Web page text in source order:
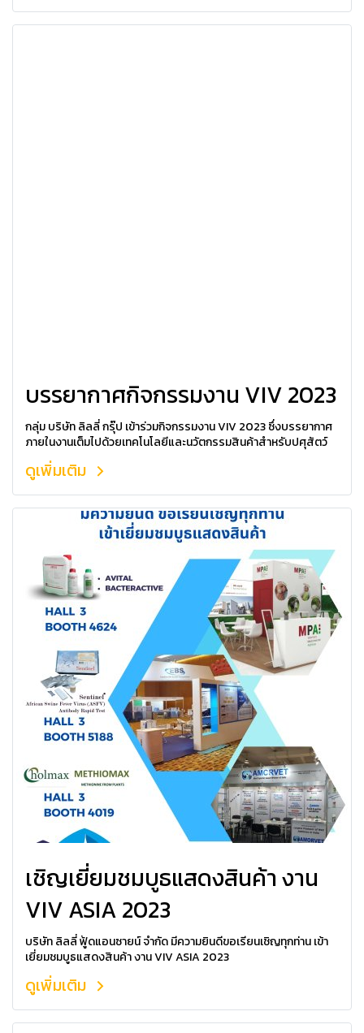
บรรยากาศกิจกรรมงาน VIV 2023
กลุ่ม บริษัท ลิลลี่ กรุ๊ป เข้าร่วมกิจกรรมงาน VIV 2023 ซึ่งบรรยากาศ
ภายในงานเต็มไปด้วยเทคโนโลยีและนวัตกรรมสินค้าสำหรับปศุสัตว์
ดูเพิ่มเติม
เชิญเยี่ยมชมบูธแสดงสินค้า งาน
VIV ASIA 2023
บริษัท ลิลลี่ ฟู้ดแอนซายน์ จำกัด มีความยินดีขอเรียนเชิญทุกท่าน เข้า
เยี่ยมชมบูธแสดงสินค้า งาน VIV ASIA 2023
ดูเพิ่มเติม